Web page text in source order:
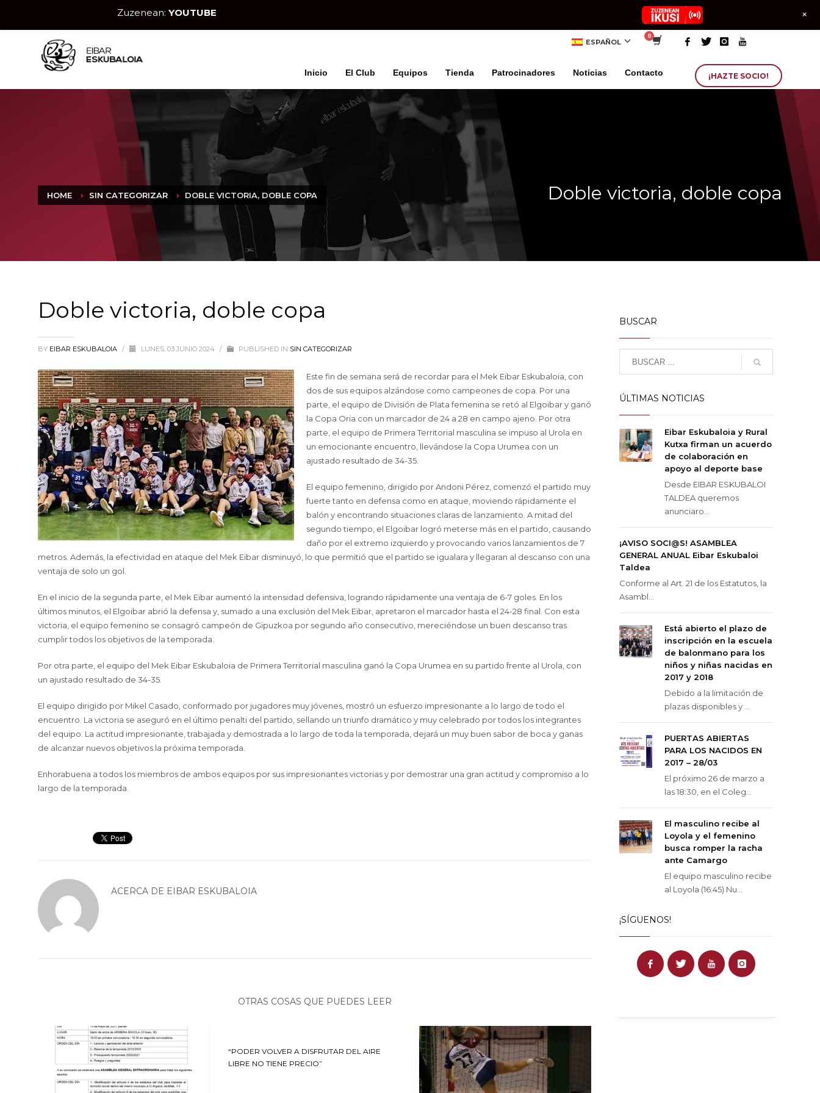
ESPAÑOL
Inicio El Club Equipos Tienda Patrocinadores Noticias Contacto ¡HAZTE SOCIO!
HOME SIN CATEGORIZAR DOBLE VICTORIA, DOBLE COPA Doble victoria, doble copa
Doble victoria, doble copa
BY EIBAR ESKUBALOIA / LUNES, 03 JUNIO 2024 / PUBLISHED IN SIN CATEGORIZAR
Este fin de semana será de recordar para el Mek Eibar Eskubaloia, con
dos de sus equipos alzándose como campeones de copa. Por una
parte, el equipo de División de Plata femenina se retó al Elgoibar y ganó
la Copa Oria con un marcador de 24 a 28 en campo ajeno. Por otra
parte, el equipo de Primera Territorial masculina se impuso al Urola en
un emocionante encuentro, llevándose la Copa Urumea con un
ajustado resultado de 34-35.
El equipo femenino, dirigido por Andoni Pérez, comenzó el partido muy
fuerte tanto en defensa como en ataque, moviendo rápidamente el
balón y encontrando situaciones claras de lanzamiento. A mitad del
segundo tiempo, el Elgoibar logró meterse más en el partido, causando
daño por el extremo izquierdo y provocando varios lanzamientos de 7
metros. Además, la efectividad en ataque del Mek Eibar disminuyó, lo que permitió que el partido se igualara y llegaran al descanso con una
ventaja de solo un gol.
En el inicio de la segunda parte, el Mek Eibar aumentó la intensidad defensiva, logrando rápidamente una ventaja de 6-7 goles. En los
últimos minutos, el Elgoibar abrió la defensa y, sumado a una exclusión del Mek Eibar, apretaron el marcador hasta el 24-28 final. Con esta
victoria, el equipo femenino se consagró campeón de Gipuzkoa por segundo año consecutivo, mereciéndose un buen descanso tras
cumplir todos los objetivos de la temporada.
Por otra parte, el equipo del Mek Eibar Eskubaloia de Primera Territorial masculina ganó la Copa Urumea en su partido frente al Urola, con
un ajustado resultado de 34-35.
El equipo dirigido por Mikel Casado, conformado por jugadores muy jóvenes, mostró un esfuerzo impresionante a lo largo de todo el
encuentro. La victoria se aseguró en el último penalti del partido, sellando un triunfo dramático y muy celebrado por todos los integrantes
del equipo. La actitud impresionante, trabajada y demostrada a lo largo de toda la temporada, dejará un muy buen sabor de boca y ganas
de alcanzar nuevos objetivos la próxima temporada.
Enhorabuena a todos los miembros de ambos equipos por sus impresionantes victorias y por demostrar una gran actitud y compromiso a lo
largo de la temporada.
ACERCA DE EIBAR ESKUBALOIA
OTRAS COSAS QUE PUEDES LEER
“PODER VOLVER A DISFRUTAR DEL AIRE
LIBRE NO TIENE PRECIO”
BUSCAR
ÚLTIMAS NOTICIAS
Eibar Eskubaloia y Rural
Kutxa firman un acuerdo
de colaboración en
apoyo al deporte base
Desde EIBAR ESKUBALOI
TALDEA queremos
anunciaro...
¡AVISO SOCI@S! ASAMBLEA
GENERAL ANUAL Eibar Eskubaloi
Taldea
Conforme al Art. 21 de los Estatutos, la
Asambl...
Está abierto el plazo de
inscripción en la escuela
de balonmano para los
niños y niñas nacidas en
2017 y 2018
Debido a la limitación de
plazas disponibles y ...
PUERTAS ABIERTAS
PARA LOS NACIDOS EN
2017 – 28/03
El próximo 26 de marzo a
las 18:30, en el Coleg...
El masculino recibe al
Loyola y el femenino
busca romper la racha
ante Camargo
El equipo masculino recibe
al Loyola (16:45) Nu...
¡SÍGUENOS!
Zuzenean: YOUTUBE +